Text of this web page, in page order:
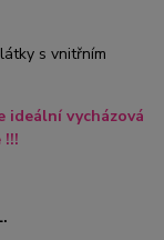
s vnitřním
ideální vycházová